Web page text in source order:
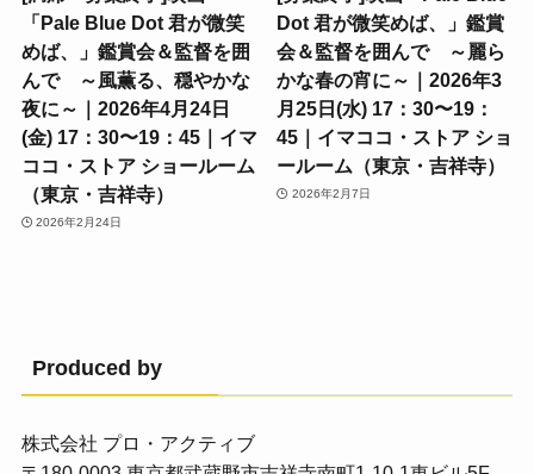
「Pale Blue Dot 君が微笑
めば、」鑑賞会＆監督を囲
んで ～風薫る、穏やかな
夜に～｜2026年4月24日
(金) 17：30〜19：45｜イマ
ココ・ストア ショールーム
（東京・吉祥寺）
2026年2月24日
Dot 君が微笑めば、」鑑賞
会＆監督を囲んで ～麗ら
かな春の宵に～｜2026年3
月25日(水) 17：30〜19：
45｜イマココ・ストア ショ
ールーム（東京・吉祥寺）
2026年2月7日
Produced by
株式会社 プロ・アクティブ